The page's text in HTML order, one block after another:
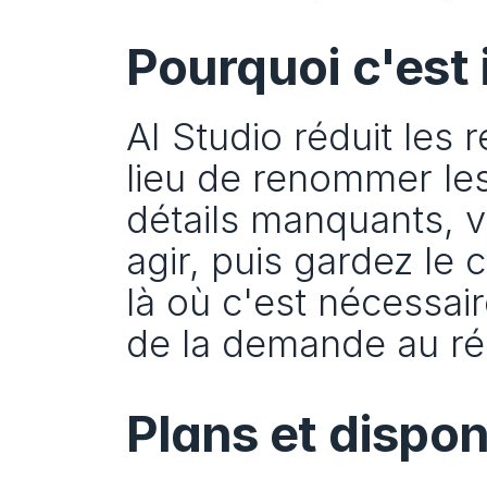
Pourquoi
AI Studio réduit les
lieu de renommer
détails manquants,
agir, puis gardez le
là où c'est
de la demande au
Plans et